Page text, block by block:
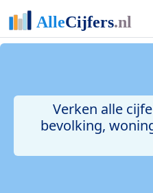
Verken alle
bevolking,